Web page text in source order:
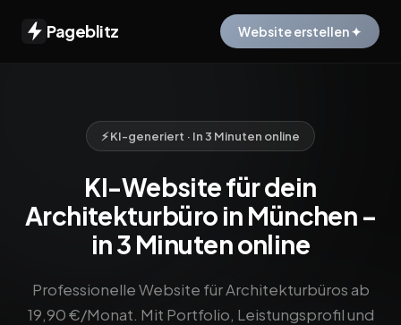
Pageblitz Website erstellen ✦
⚡ KI-generiert · In 3 Minuten online
KI-Website für dein
Architekturbüro in München –
in 3 Minuten online
Professionelle Website für Architekturbüros ab
19,90 €/Monat. Mit Portfolio, Leistungsprofil und